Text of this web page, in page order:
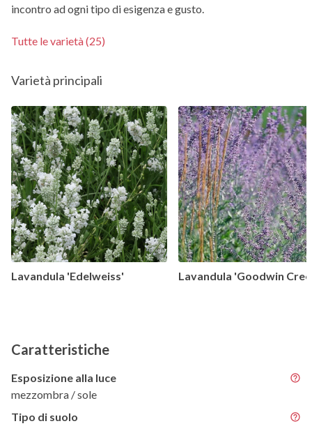
incontro ad ogni tipo di esigenza e gusto.
Tutte le varietà (25)
Varietà principali
Lavandula 'Edelweiss' Lavandula 'Goodwin
Caratteristiche
Esposizione alla luce
mezzombra / sole
Tipo di suolo